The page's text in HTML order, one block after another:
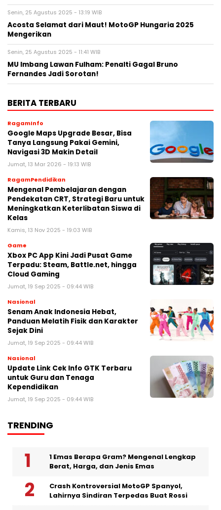
Senin, 25 Agustus 2025 - 13:19 WIB
Acosta Selamat dari Maut! MotoGP Hungaria 2025
Mengerikan
Senin, 25 Agustus 2025 - 11:41 WIB
MU Imbang Lawan Fulham: Penalti Gagal Bruno
Fernandes Jadi Sorotan!
BERITA TERBARU
RagamInfo
Google Maps Upgrade Besar, Bisa
Tanya Langsung Pakai Gemini,
Navigasi 3D Makin Detail
Jumat, 13 Mar 2026 - 19:13 WIB
RagamPendidikan
Mengenal Pembelajaran dengan
Pendekatan CRT, Strategi Baru untuk
Meningkatkan Keterlibatan Siswa di
Kelas
Kamis, 13 Nov 2025 - 19:03 WIB
Game
Xbox PC App Kini Jadi Pusat Game
Terpadu: Steam, Battle.net, hingga
Cloud Gaming
Jumat, 19 Sep 2025 - 09:44 WIB
Nasional
Senam Anak Indonesia Hebat,
Panduan Melatih Fisik dan Karakter
Sejak Dini
Jumat, 19 Sep 2025 - 09:44 WIB
Nasional
Update Link Cek Info GTK Terbaru
untuk Guru dan Tenaga
Kependidikan
Jumat, 19 Sep 2025 - 09:44 WIB
TRENDING
1 Emas Berapa Gram? Mengenal Lengkap
Berat, Harga, dan Jenis Emas
Crash Kontroversial MotoGP Spanyol,
Lahirnya Sindiran Terpedas Buat Rossi